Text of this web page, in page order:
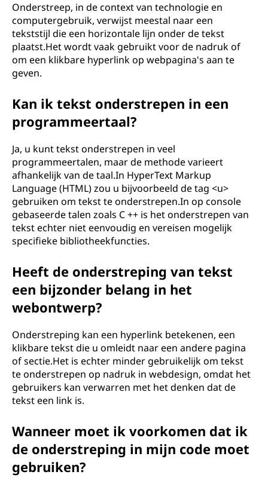
Onderstreep, in de context van technologie en
computergebruik, verwijst meestal naar een
tekststijl die een horizontale lijn onder de tekst
plaatst.Het wordt vaak gebruikt voor de nadruk of
om een ​​klikbare hyperlink op webpagina's aan te
geven.
Kan ik tekst onderstrepen in een
programmeertaal?
Ja, u kunt tekst onderstrepen in veel
programmeertalen, maar de methode varieert
afhankelijk van de taal.In HyperText Markup
Language (HTML) zou u bijvoorbeeld de tag <u>
gebruiken om tekst te onderstrepen.In op console
gebaseerde talen zoals C ++ is het onderstrepen van
tekst echter niet eenvoudig en vereisen mogelijk
specifieke bibliotheekfuncties.
Heeft de onderstreping van tekst
een bijzonder belang in het
webontwerp?
Onderstreping kan een hyperlink betekenen, een
klikbare tekst die u omleidt naar een andere pagina
of sectie.Het is echter minder gebruikelijk om tekst
te onderstrepen op nadruk in webdesign, omdat het
gebruikers kan verwarren met het denken dat de
tekst een link is.
Wanneer moet ik voorkomen dat ik
de onderstreping in mijn code moet
gebruiken?